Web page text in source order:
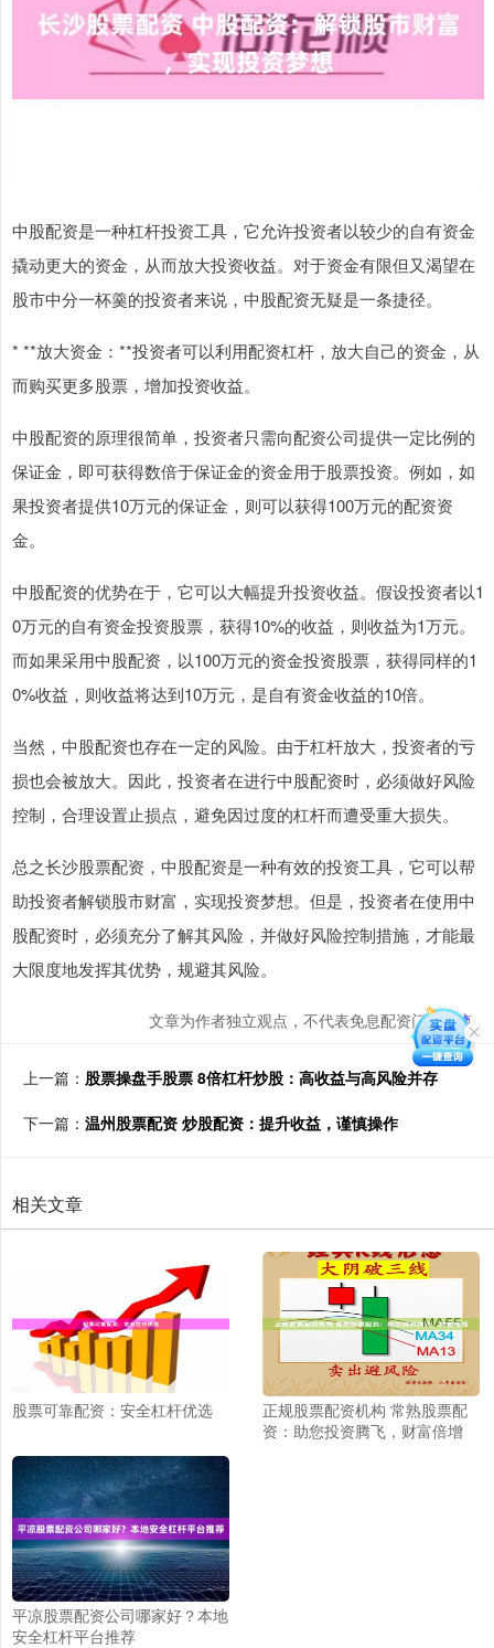
中股配资是一种杠杆投资工具，它允许投资者以较少的自有资金
撬动更大的资金，从而放大投资收益。对于资金有限但又渴望在
股市中分一杯羹的投资者来说，中股配资无疑是一条捷径。
* **放大资金：**投资者可以利用配资杠杆，放大自己的资金，从
而购买更多股票，增加投资收益。
中股配资的原理很简单，投资者只需向配资公司提供一定比例的
保证金，即可获得数倍于保证金的资金用于股票投资。例如，如
果投资者提供10万元的保证金，则可以获得100万元的配资资
金。
中股配资的优势在于，它可以大幅提升投资收益。假设投资者以1
0万元的自有资金投资股票，获得10%的收益，则收益为1万元。
而如果采用中股配资，以100万元的资金投资股票，获得同样的1
0%收益，则收益将达到10万元，是自有资金收益的10倍。
当然，中股配资也存在一定的风险。由于杠杆放大，投资者的亏
损也会被放大。因此，投资者在进行中股配资时，必须做好风险
控制，合理设置止损点，避免因过度的杠杆而遭受重大损失。
总之长沙股票配资，中股配资是一种有效的投资工具，它可以帮
助投资者解锁股市财富，实现投资梦想。但是，投资者在使用中
股配资时，必须充分了解其风险，并做好风险控制措施，才能最
大限度地发挥其优势，规避其风险。
文章为作者独立观点，不代表免息配资门户观点
上一篇： 股票操盘手股票 8倍杠杆炒股：高收益与高风险并存
下一篇： 温州股票配资 炒股配资：提升收益，谨慎操作
相关文章
股票可靠配资：安全杠杆优选
正规股票配资机构 常熟股票配
资：助您投资腾飞，财富倍增
平凉股票配资公司哪家好？本地
安全杠杆平台推荐